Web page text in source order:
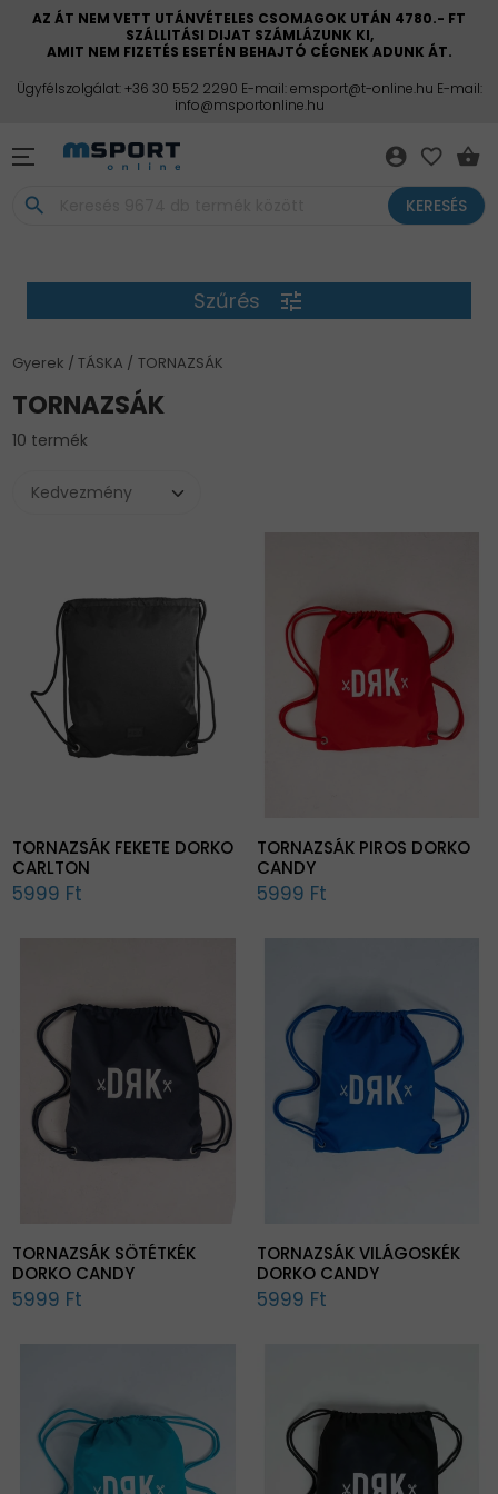
AZ ÁT NEM VETT UTÁNVÉTELES CSOMAGOK UTÁN 4780.- FT
SZÁLLITÁSI DIJAT SZÁMLÁZUNK KI,
AMIT NEM FIZETÉS ESETÉN BEHAJTÓ CÉGNEK ADUNK ÁT.
Ügyfélszolgálat: +36 30 552 2290 E-mail: emsport@t-online.hu E-mail:
info@msportonline.hu
account_circle favorite_border shopping_basket
search KERESÉS
Szűrés tune
Gyerek TÁSKA TORNAZSÁK
TORNAZSÁK
10 termék
TORNAZSÁK FEKETE DORKO
CARLTON
5999 Ft
TORNAZSÁK PIROS DORKO
CANDY
5999 Ft
TORNAZSÁK SÖTÉTKÉK
DORKO CANDY
5999 Ft
TORNAZSÁK VILÁGOSKÉK
DORKO CANDY
5999 Ft